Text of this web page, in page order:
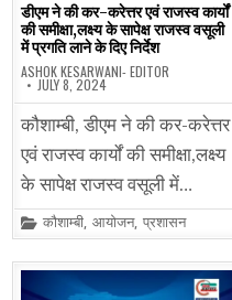
डीएम ने की कर-करेत्तर एवं राजस्व कार्यों
की समीक्षा,लक्ष्य के सापेक्ष राजस्व वसूली
में प्रगति लाने के दिए निर्देश
ASHOK KESARWANI- EDITOR
JULY 8, 2024
कौशाम्बी, डीएम ने की कर-करेत्तर
एवं राजस्व कार्यों की समीक्षा,लक्ष्य
के सापेक्ष राजस्व वसूली में…
Posted
in
कौशाम्बी,आयोजन,प्रशासन